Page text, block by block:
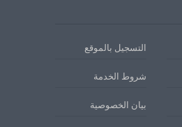
التسجيل بالموقع
شروط الخدمة
بيان الخصوصية